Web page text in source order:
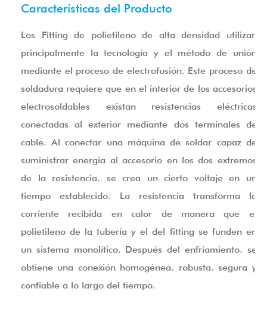
Características del Producto
Los Fitting de polietileno de alta densidad utilizan
principalmente la tecnología y el método de unión
mediante el proceso de electrofusión. Este proceso de
soldadura requiere que en el interior de los accesorios
electrosoldables existan resistencias eléctricas
conectadas al exterior mediante dos terminales de
cable. Al conectar una máquina de soldar capaz de
suministrar energía al accesorio en los dos extremos
de la resistencia. se crea un cierto voltaje en un
tiempo establecido. La resistencia transforma la
corriente recibida en calor de manera que el
polietileno de la tubería y el del fitting se funden en
un sistema monolítico. Después del enfriamiento. se
obtiene una conexión homogénea. robusta. segura y
confiable a lo largo del tiempo.